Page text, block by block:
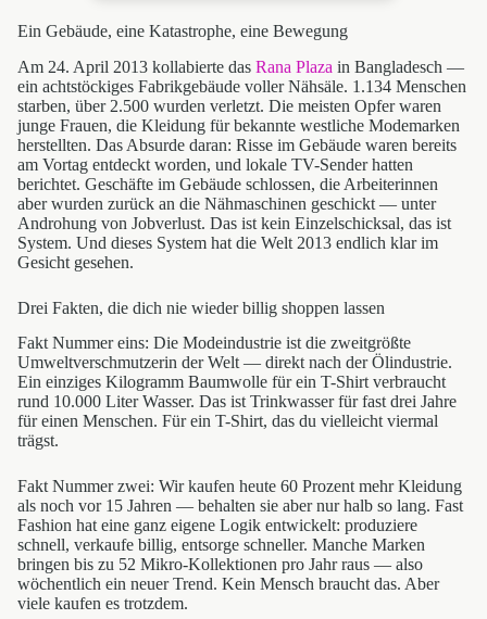
Ein Gebäude, eine Katastrophe, eine Bewegung
Am 24. April 2013 kollabierte das Rana Plaza in Bangladesch —
ein achtstöckiges Fabrikgebäude voller Nähsäle. 1.134 Menschen
starben, über 2.500 wurden verletzt. Die meisten Opfer waren
junge Frauen, die Kleidung für bekannte westliche Modemarken
herstellten. Das Absurde daran: Risse im Gebäude waren bereits
am Vortag entdeckt worden, und lokale TV-Sender hatten
berichtet. Geschäfte im Gebäude schlossen, die Arbeiterinnen
aber wurden zurück an die Nähmaschinen geschickt — unter
Androhung von Jobverlust. Das ist kein Einzelschicksal, das ist
System. Und dieses System hat die Welt 2013 endlich klar im
Gesicht gesehen.
Drei Fakten, die dich nie wieder billig shoppen lassen
Fakt Nummer eins: Die Modeindustrie ist die zweitgrößte
Umweltverschmutzerin der Welt — direkt nach der Ölindustrie.
Ein einziges Kilogramm Baumwolle für ein T-Shirt verbraucht
rund 10.000 Liter Wasser. Das ist Trinkwasser für fast drei Jahre
für einen Menschen. Für ein T-Shirt, das du vielleicht viermal
trägst.
Fakt Nummer zwei: Wir kaufen heute 60 Prozent mehr Kleidung
als noch vor 15 Jahren — behalten sie aber nur halb so lang. Fast
Fashion hat eine ganz eigene Logik entwickelt: produziere
schnell, verkaufe billig, entsorge schneller. Manche Marken
bringen bis zu 52 Mikro-Kollektionen pro Jahr raus — also
wöchentlich ein neuer Trend. Kein Mensch braucht das. Aber
viele kaufen es trotzdem.